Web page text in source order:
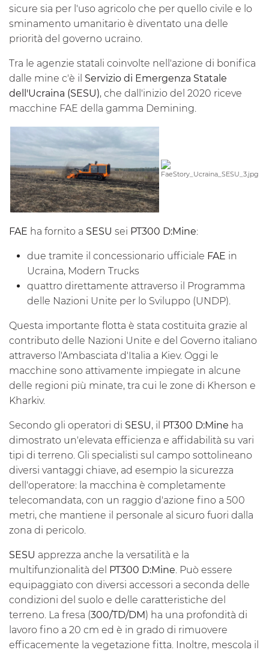
sicure sia per l'uso agricolo che per quello civile e lo
sminamento umanitario è diventato una delle
priorità del governo ucraino.
Tra le agenzie statali coinvolte nell'azione di bonifica
dalle mine c'è il Servizio di Emergenza Statale
dell'Ucraina (SESU), che dall'inizio del 2020 riceve
macchine FAE della gamma Demining.
FAE ha fornito a SESU sei PT300 D:Mine:
due tramite il concessionario ufficiale FAE in
Ucraina, Modern Trucks
quattro direttamente attraverso il Programma
delle Nazioni Unite per lo Sviluppo (UNDP).
Questa importante flotta è stata costituita grazie al
contributo delle Nazioni Unite e del Governo italiano
attraverso l'Ambasciata d'Italia a Kiev. Oggi le
macchine sono attivamente impiegate in alcune
delle regioni più minate, tra cui le zone di Kherson e
Kharkiv.
Secondo gli operatori di SESU, il PT300 D:Mine ha
dimostrato un'elevata efficienza e affidabilità su vari
tipi di terreno. Gli specialisti sul campo sottolineano
diversi vantaggi chiave, ad esempio la sicurezza
dell'operatore: la macchina è completamente
telecomandata, con un raggio d'azione fino a 500
metri, che mantiene il personale al sicuro fuori dalla
zona di pericolo.
SESU apprezza anche la versatilità e la
multifunzionalità del PT300 D:Mine . Può essere
equipaggiato con diversi accessori a seconda delle
condizioni del suolo e delle caratteristiche del
terreno. La fresa (300/TD/DM) ha una profondità di
lavoro fino a 20 cm ed è in grado di rimuovere
efficacemente la vegetazione fitta. Inoltre, mescola il